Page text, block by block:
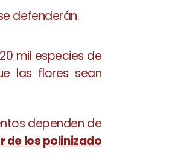
defenderán.
mil especies de
las flores sean
dependen de
de los polinizado